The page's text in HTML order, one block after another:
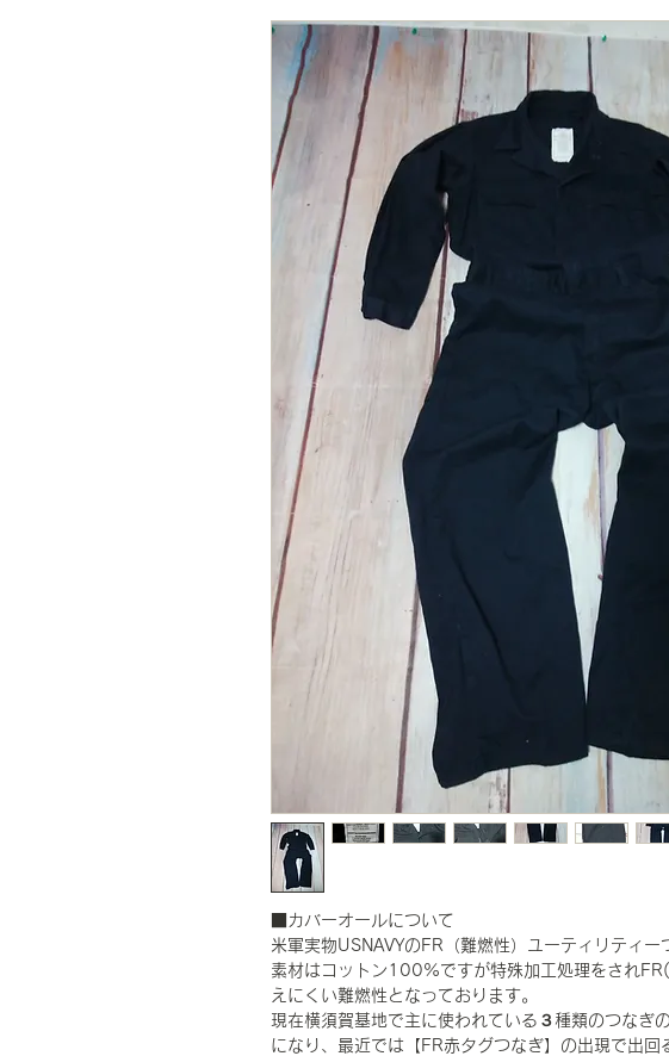
■カバーオールについて
米軍実物USNAVYのFR（難燃性）ユーティリティー
素材はコットン100%ですが特殊加工処理をされ
えにくい難燃性となっております。
現在横須賀基地で主に使われている３種類のつなぎ
になり、最近では【FR赤タグつなぎ】の出現で出回